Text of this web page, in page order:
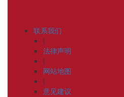
联系我们
|
法律声明
|
网站地图
|
意见建议